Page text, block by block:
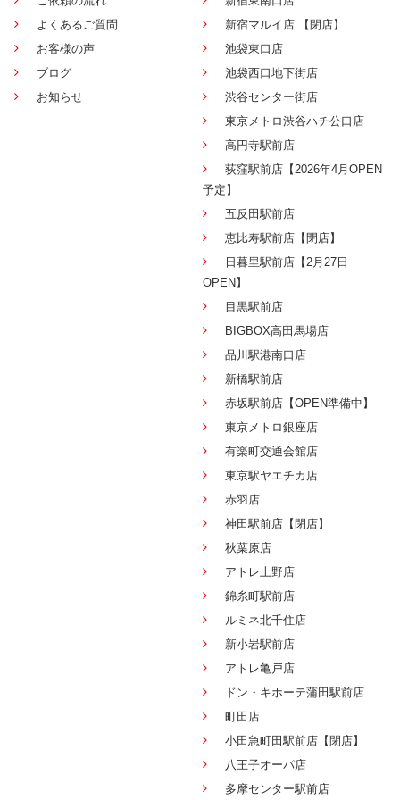
よくあるご質問
お客様の声
ブログ
お知らせ
新宿マルイ店 【閉店】
池袋東口店
池袋西口地下街店
渋谷センター街店
東京メトロ渋谷ハチ公口店
高円寺駅前店
荻窪駅前店【2026年4月OPEN
予定】
五反田駅前店
恵比寿駅前店【閉店】
日暮里駅前店【2月27日
OPEN】
目黒駅前店
BIGBOX高田馬場店
品川駅港南口店
新橋駅前店
赤坂駅前店【OPEN準備中】
東京メトロ銀座店
有楽町交通会館店
東京駅ヤエチカ店
赤羽店
神田駅前店【閉店】
秋葉原店
アトレ上野店
錦糸町駅前店
ルミネ北千住店
新小岩駅前店
アトレ亀戸店
ドン・キホーテ蒲田駅前店
町田店
小田急町田駅前店【閉店】
八王子オーパ店
多摩センター駅前店